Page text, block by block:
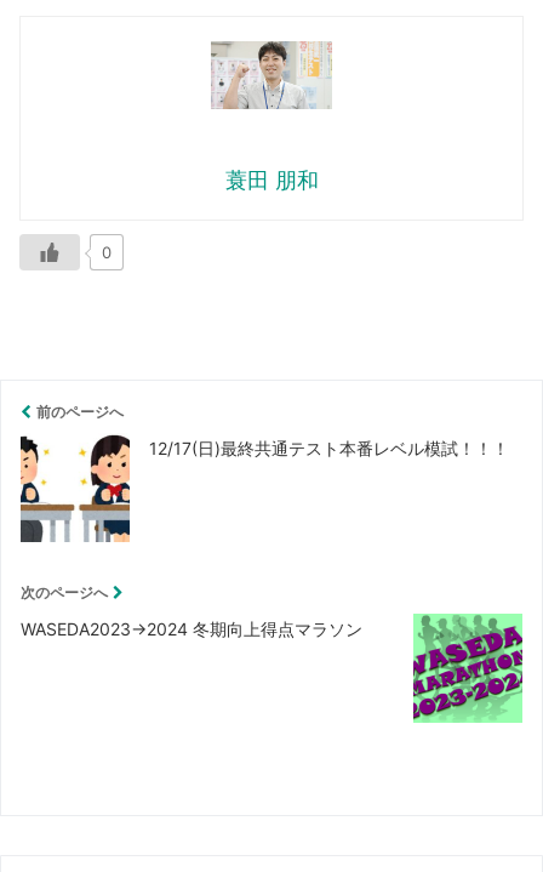
蓑田 朋和
0
前のページへ
12/17(日)最終共通テスト本番レベル模試！！！
次のページへ
WASEDA2023→2024 冬期向上得点マラソン